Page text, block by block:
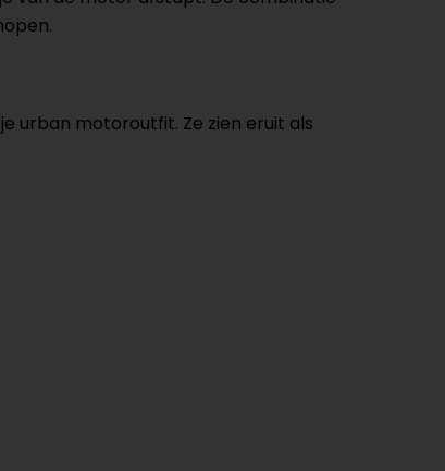
urban motoroutfit. Ze zien eruit als